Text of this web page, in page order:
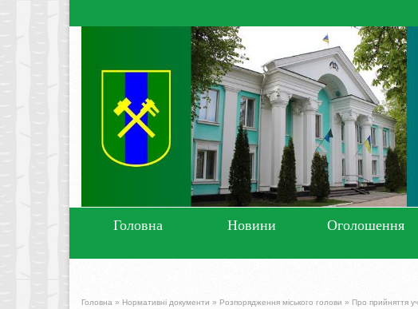
Головна Новини Оголошення
Головна » Нормативні документи » Розпорядження міського голови » Про прийняття